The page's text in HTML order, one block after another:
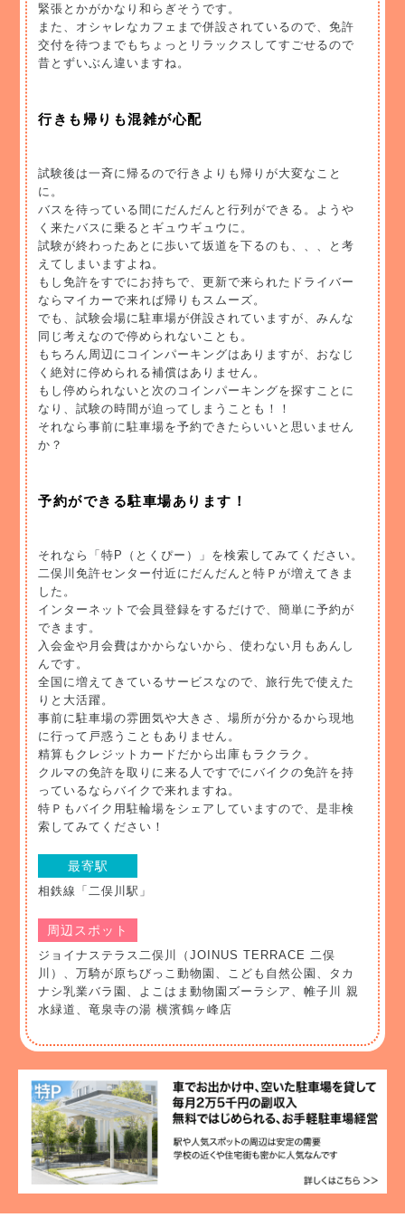
緊張とかがかなり和らぎそうです。
また、オシャレなカフェまで併設されているので、免許
交付を待つまでもちょっとリラックスしてすごせるので
昔とずいぶん違いますね。
行きも帰りも混雑が心配
試験後は一斉に帰るので行きよりも帰りが大変なこと
に。
バスを待っている間にだんだんと行列ができる。ようや
く来たバスに乗るとギュウギュウに。
試験が終わったあとに歩いて坂道を下るのも、、、と考
えてしまいますよね。
もし免許をすでにお持ちで、更新で来られたドライバー
ならマイカーで来れば帰りもスムーズ。
でも、試験会場に駐車場が併設されていますが、みんな
同じ考えなので停められないことも。
もちろん周辺にコインパーキングはありますが、おなじ
く絶対に停められる補償はありません。
もし停められないと次のコインパーキングを探すことに
なり、試験の時間が迫ってしまうことも！！
それなら事前に駐車場を予約できたらいいと思いません
か？
予約ができる駐車場あります！
それなら「特P（とくぴー）」を検索してみてください。
二俣川免許センター付近にだんだんと特Ｐが増えてきま
した。
インターネットで会員登録をするだけで、簡単に予約が
できます。
入会金や月会費はかからないから、使わない月もあんし
んです。
全国に増えてきているサービスなので、旅行先で使えた
りと大活躍。
事前に駐車場の雰囲気や大きさ、場所が分かるから現地
に行って戸惑うこともありません。
精算もクレジットカードだから出庫もラクラク。
クルマの免許を取りに来る人ですでにバイクの免許を持
っているならバイクで来れますね。
特Ｐもバイク用駐輪場をシェアしていますので、是非検
索してみてください！
最寄駅
相鉄線「二俣川駅」
周辺スポット
ジョイナステラス二俣川（JOINUS TERRACE 二俣
川）、万騎が原ちびっこ動物園、こども自然公園、タカ
ナシ乳業バラ園、よこはま動物園ズーラシア、帷子川 親
水緑道、竜泉寺の湯 横濱鶴ヶ峰店